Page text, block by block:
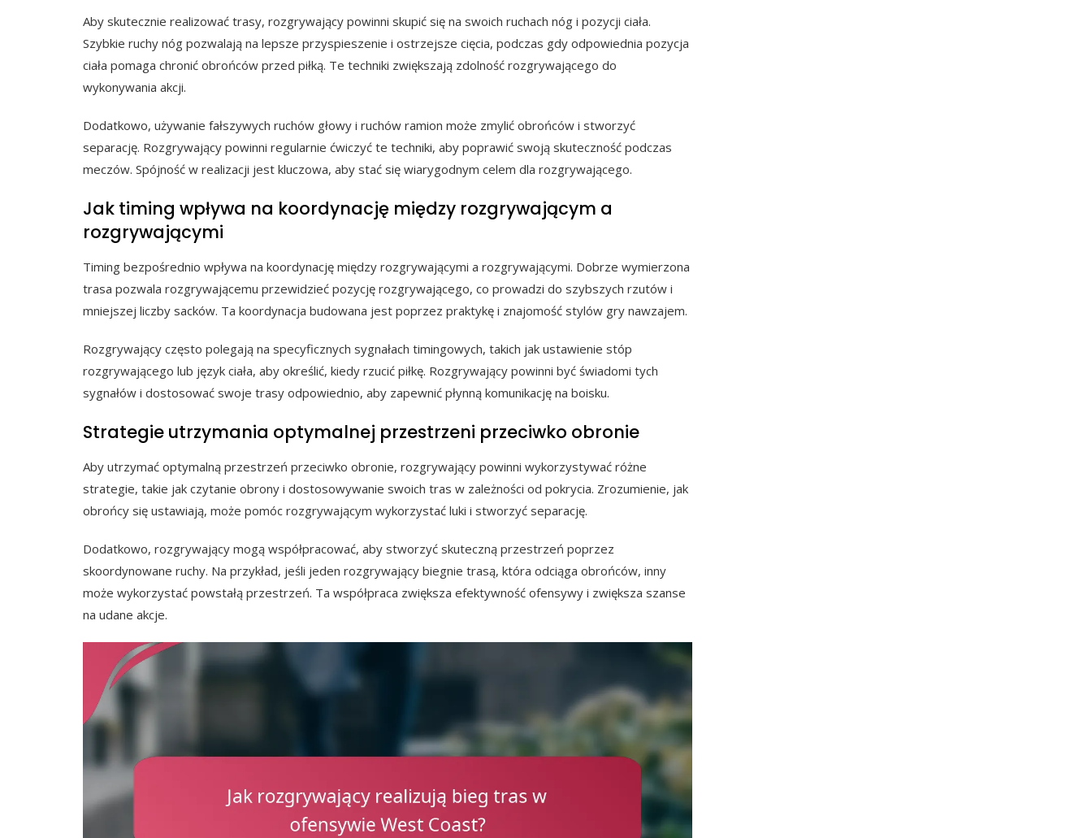
Aby skutecznie realizować trasy, rozgrywający powinni skupić się na swoich ruchach nóg i pozycji ciała.
Szybkie ruchy nóg pozwalają na lepsze przyspieszenie i ostrzejsze cięcia, podczas gdy odpowiednia pozycja
ciała pomaga chronić obrońców przed piłką. Te techniki zwiększają zdolność rozgrywającego do
wykonywania akcji.
Dodatkowo, używanie fałszywych ruchów głowy i ruchów ramion może zmylić obrońców i stworzyć
separację. Rozgrywający powinni regularnie ćwiczyć te techniki, aby poprawić swoją skuteczność podczas
meczów. Spójność w realizacji jest kluczowa, aby stać się wiarygodnym celem dla rozgrywającego.
Jak timing wpływa na koordynację między rozgrywającym a
rozgrywającymi
Timing bezpośrednio wpływa na koordynację między rozgrywającymi a rozgrywającymi. Dobrze wymierzona
trasa pozwala rozgrywającemu przewidzieć pozycję rozgrywającego, co prowadzi do szybszych rzutów i
mniejszej liczby sacków. Ta koordynacja budowana jest poprzez praktykę i znajomość stylów gry nawzajem.
Rozgrywający często polegają na specyficznych sygnałach timingowych, takich jak ustawienie stóp
rozgrywającego lub język ciała, aby określić, kiedy rzucić piłkę. Rozgrywający powinni być świadomi tych
sygnałów i dostosować swoje trasy odpowiednio, aby zapewnić płynną komunikację na boisku.
Strategie utrzymania optymalnej przestrzeni przeciwko obronie
Aby utrzymać optymalną przestrzeń przeciwko obronie, rozgrywający powinni wykorzystywać różne
strategie, takie jak czytanie obrony i dostosowywanie swoich tras w zależności od pokrycia. Zrozumienie, jak
obrońcy się ustawiają, może pomóc rozgrywającym wykorzystać luki i stworzyć separację.
Dodatkowo, rozgrywający mogą współpracować, aby stworzyć skuteczną przestrzeń poprzez
skoordynowane ruchy. Na przykład, jeśli jeden rozgrywający biegnie trasą, która odciąga obrońców, inny
może wykorzystać powstałą przestrzeń. Ta współpraca zwiększa efektywność ofensywy i zwiększa szanse
na udane akcje.